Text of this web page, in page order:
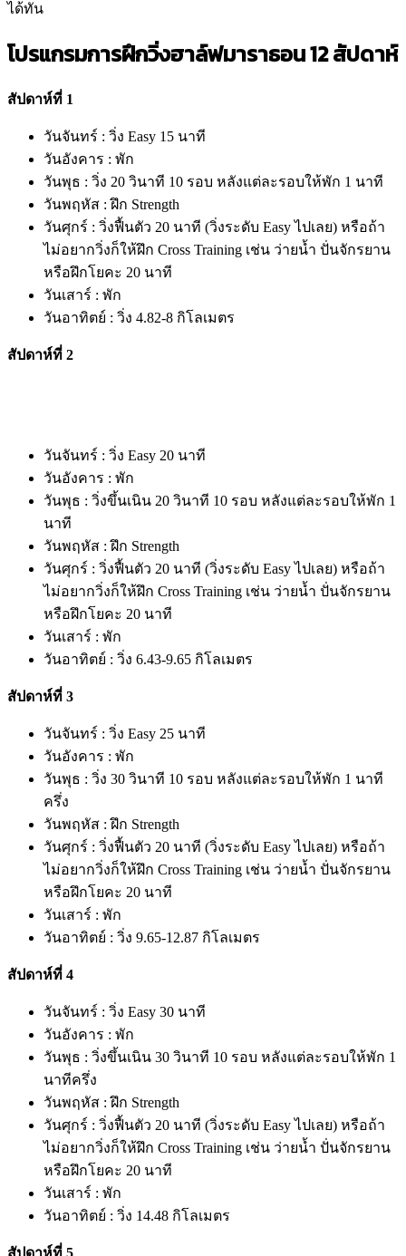
ได้ทัน
โปรแกรมการฝึกวิ่งฮาล์ฟมาราธอน 12 สัปดาห์
สัปดาห์ที่ 1
วันจันทร์ : วิ่ง Easy 15 นาที
วันอังคาร : พัก
วันพุธ : วิ่ง 20 วินาที 10 รอบ หลังแต่ละรอบให้พัก 1 นาที
วันพฤหัส : ฝึก Strength
วันศุกร์ : วิ่งฟื้นตัว 20 นาที (วิ่งระดับ Easy ไปเลย) หรือถ้า
ไม่อยากวิ่งก็ให้ฝึก Cross Training เช่น ว่ายน้ำ ปั่นจักรยาน
หรือฝึกโยคะ 20 นาที
วันเสาร์ : พัก
วันอาทิตย์ : วิ่ง 4.82-8 กิโลเมตร
สัปดาห์ที่ 2
วันจันทร์ : วิ่ง Easy 20 นาที
วันอังคาร : พัก
วันพุธ : วิ่งขึ้นเนิน 20 วินาที 10 รอบ หลังแต่ละรอบให้พัก 1
นาที
วันพฤหัส : ฝึก Strength
วันศุกร์ : วิ่งฟื้นตัว 20 นาที (วิ่งระดับ Easy ไปเลย) หรือถ้า
ไม่อยากวิ่งก็ให้ฝึก Cross Training เช่น ว่ายน้ำ ปั่นจักรยาน
หรือฝึกโยคะ 20 นาที
วันเสาร์ : พัก
วันอาทิตย์ : วิ่ง 6.43-9.65 กิโลเมตร
สัปดาห์ที่ 3
วันจันทร์ : วิ่ง Easy 25 นาที
วันอังคาร : พัก
วันพุธ : วิ่ง 30 วินาที 10 รอบ หลังแต่ละรอบให้พัก 1 นาที
ครึ่ง
วันพฤหัส : ฝึก Strength
วันศุกร์ : วิ่งฟื้นตัว 20 นาที (วิ่งระดับ Easy ไปเลย) หรือถ้า
ไม่อยากวิ่งก็ให้ฝึก Cross Training เช่น ว่ายน้ำ ปั่นจักรยาน
หรือฝึกโยคะ 20 นาที
วันเสาร์ : พัก
วันอาทิตย์ : วิ่ง 9.65-12.87 กิโลเมตร
สัปดาห์ที่ 4
วันจันทร์ : วิ่ง Easy 30 นาที
วันอังคาร : พัก
วันพุธ : วิ่งขึ้นเนิน 30 วินาที 10 รอบ หลังแต่ละรอบให้พัก 1
นาทีครึ่ง
วันพฤหัส : ฝึก Strength
วันศุกร์ : วิ่งฟื้นตัว 20 นาที (วิ่งระดับ Easy ไปเลย) หรือถ้า
ไม่อยากวิ่งก็ให้ฝึก Cross Training เช่น ว่ายน้ำ ปั่นจักรยาน
หรือฝึกโยคะ 20 นาที
วันเสาร์ : พัก
วันอาทิตย์ : วิ่ง 14.48 กิโลเมตร